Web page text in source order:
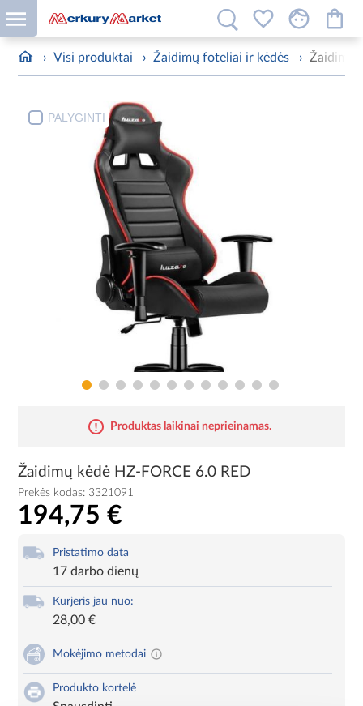
› Visi produktai › Žaidimų foteliai ir kėdės › Žaidimų
PALYGINTI
Produktas laikinai neprieinamas.
Žaidimų kėdė HZ-FORCE 6.0 RED
Prekės kodas: 3321091
194,75 €
Pristatimo data
17 darbo dienų
Kurjeris jau nuo:
28,00 €
Mokėjimo metodai
Produkto kortelė